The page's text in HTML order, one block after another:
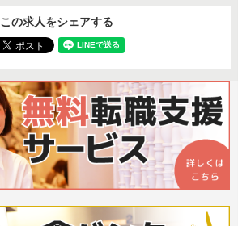
この求人をシェアする